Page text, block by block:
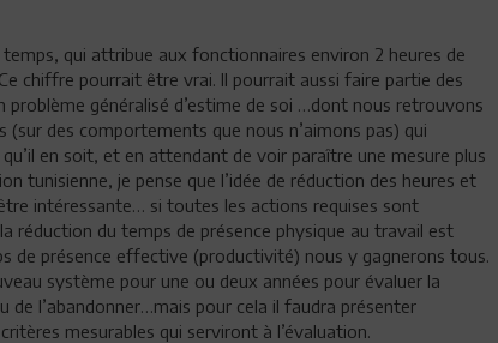
qui attribue aux fonctionnaires environ 2 heures de
chiffre pourrait être vrai. Il pourrait aussi faire partie des
généralisé d’estime de soi …dont nous retrouvons
des comportements que nous n’aimons pas) qui
qu’il en soit, et en attendant de voir paraître une mesure plus
tunisienne, je pense que l’idée de réduction des heures et
intéressante… si toutes les actions requises sont
réduction du temps de présence physique au travail est
de présence effective (productivité) nous y gagnerons tous.
système pour une ou deux années pour évaluer la
de l’abandonner…mais pour cela il faudra présenter
mesurables qui serviront à l’évaluation.